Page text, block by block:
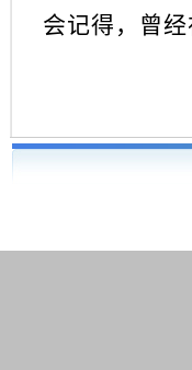
会记得，曾